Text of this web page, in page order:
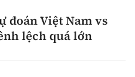
đoán Việt Nam vs
lệch quá lớn